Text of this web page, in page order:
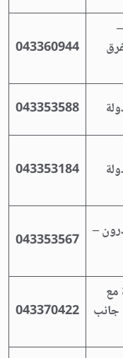
مفرق
043360944
043353588
043353184
–
043353567
مع
جانب
043370422